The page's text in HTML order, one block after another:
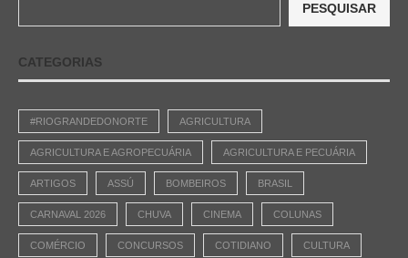
PESQUISAR
CATEGORIAS
#RIOGRANDEDONORTE AGRICULTURA
AGRICULTURA E AGROPECUÁRIA AGRICULTURA E PECUÁRIA
ARTIGOS ASSÚ BOMBEIROS BRASIL
CARNAVAL 2026 CHUVA CINEMA COLUNAS
COMÉRCIO CONCURSOS COTIDIANO CULTURA